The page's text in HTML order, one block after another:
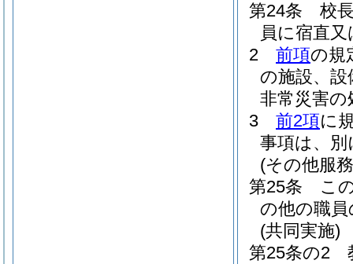
第24条
校
員に宿直
2
前項の規
の施設、
非常災害
3
前2項に
事項は、
(その他服
第25条
こ
の他の職
(共同実施)
第25条の2